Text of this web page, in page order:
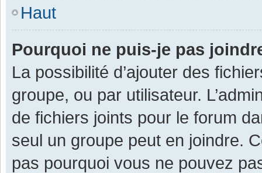
Haut
Pourquoi ne puis-je pas
La possibilité d’ajouter des
groupe, ou par utilisateur.
de fichiers joints pour le forum
seul un groupe peut en joindre.
pas pourquoi vous ne pouvez